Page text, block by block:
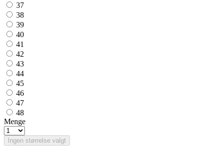
37
38
39
40
41
42
43
44
45
46
47
48
Menge
Ingen størrelse valgt